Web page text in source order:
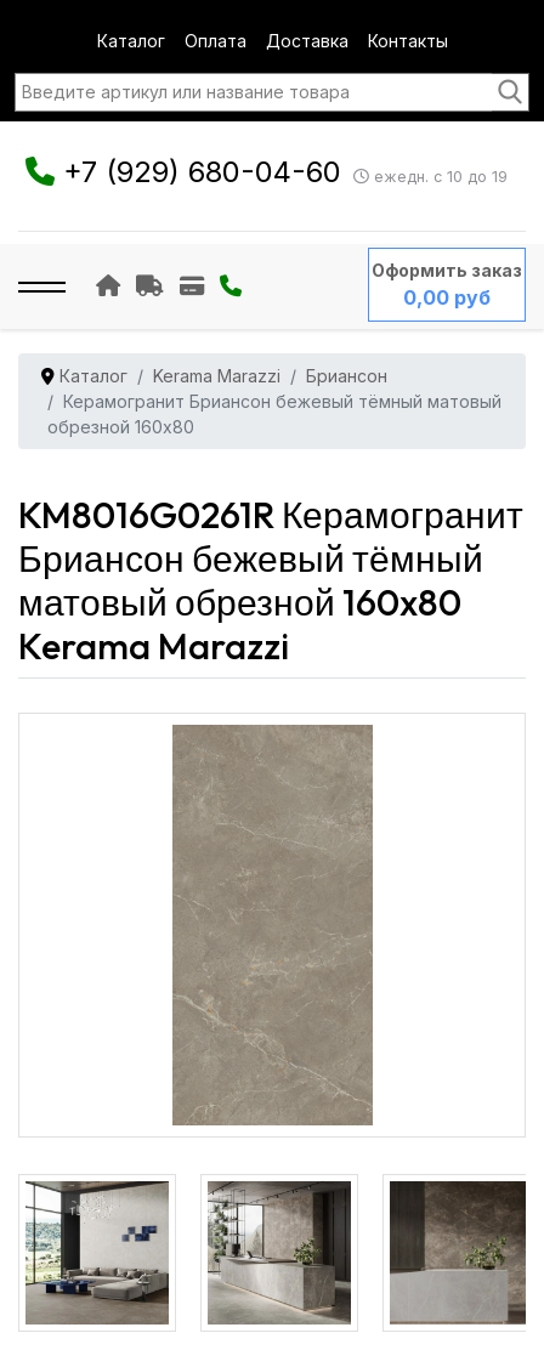
Каталог Оплата Доставка Контакты
+7 (929) 680-04-60 ежедн. с 10 до 19
Оформить заказ
0,00 руб
Каталог Kerama Marazzi
Бриансон
Керамогранит Бриансон бежевый тёмный матовый
обрезной 160x80
KM8016G0261R Керамогранит
Бриансон бежевый тёмный
матовый обрезной 160x80
Kerama Marazzi